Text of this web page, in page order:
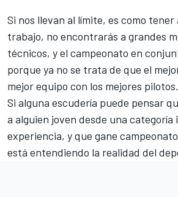
Si nos llevan al límite, es como
trabajo, no encontrarás a grandes
técnicos, y el campeonato en
porque ya no se trata de que el
mejor equipo con los mejores pilotos.
Si alguna escudería puede pensar
a alguien joven desde una categoría
experiencia, y que gane
está entendiendo la realidad del